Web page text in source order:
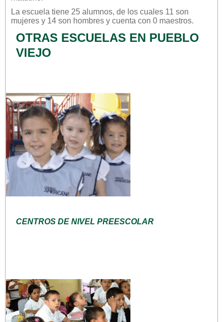
La escuela tiene 25 alumnos, de los cuales 11 son
mujeres y 14 son hombres y cuenta con 0 maestros.
OTRAS ESCUELAS EN PUEBLO
VIEJO
CENTROS DE NIVEL PREESCOLAR